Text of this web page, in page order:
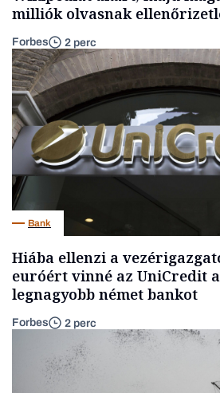
milliók olvasnak
Forbes 2 perc
Bank
Hiába ellenzi a
euróért vinné az UniCredit
legnagyobb német bankot
Forbes 2 perc